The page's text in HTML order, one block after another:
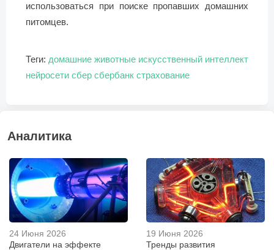
использоваться при поиске пропавших домашних
питомцев.
Теги: домашние животные искусственный интеллект
нейросети сбер сбербанк страхование
Аналитика
24 Июня 2026
Двигатели на эффекте
19 Июня 2026
Тренды развития